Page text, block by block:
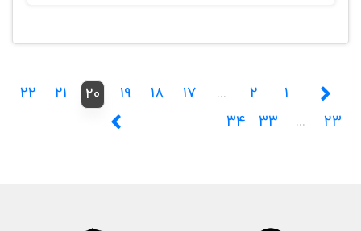
1
2
...
17
18
19
20
21
22
23
...
33
34